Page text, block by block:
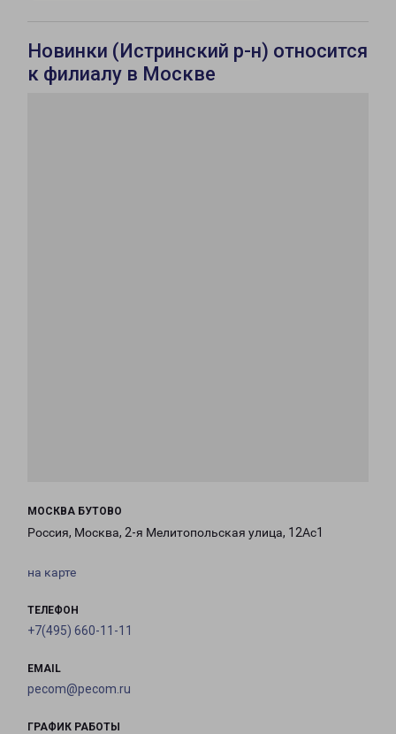
Новинки (Истринский р-н) относится
к филиалу в Москве
МОСКВА БУТОВО
Россия, Москва, 2-я Мелитопольская улица, 12Ас1
на карте
ТЕЛЕФОН
+7(495) 660-11-11
EMAIL
pecom@pecom.ru
ГРАФИК РАБОТЫ